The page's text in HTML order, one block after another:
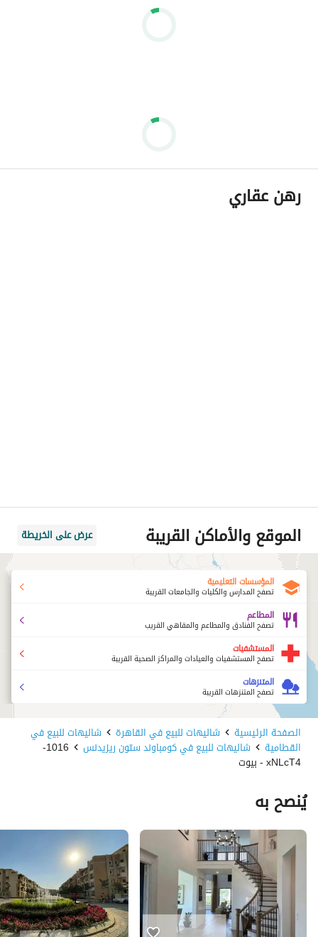
رهن عقاري
الموقع والأماكن القريبة عرض على الخريطة
المؤسسات التعليمية
تصفح المدارس والكليات والجامعات القريبة
المطاعم
تصفح الفنادق والمطاعم والمقاهي القريب
المستشفيات
تصفح المستشفيات والعيادات والمراكز الصحية القريبة
المتنزهات
تصفح المتنزهات القريبة
الصفحة الرئيسية شاليهات للبيع في القاهرة شاليهات للبيع في
القطامية شاليهات للبيع في كومباوند ستون ريزيدنس 1016-
xNLcT4 - بيوت
يُنصح به